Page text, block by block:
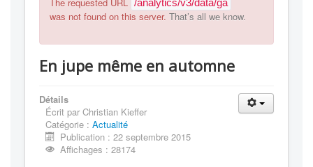
The requested URL /analytics/v3/data/ga
was not found on this server. That’s all we know.
En jupe même en automne
Détails
Écrit par Christian Kieffer
Catégorie : Actualité
Publication : 22 septembre 2015
Affichages : 28174